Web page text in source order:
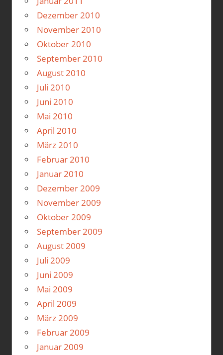
Dezember 2010
November 2010
Oktober 2010
September 2010
August 2010
Juli 2010
Juni 2010
Mai 2010
April 2010
März 2010
Februar 2010
Januar 2010
Dezember 2009
November 2009
Oktober 2009
September 2009
August 2009
Juli 2009
Juni 2009
Mai 2009
April 2009
März 2009
Februar 2009
Januar 2009